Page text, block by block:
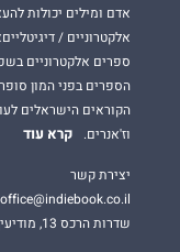
אדם ומילים יכולות
אלקטרוניים /
ספרים אלקטרוניים
הספרים בפני המון
הקוראים הישראלים
וז'אנרים.
קרא עוד
יצירת קשר
office@indiebook.co.il
שדרות הרכס 13, מודיעין